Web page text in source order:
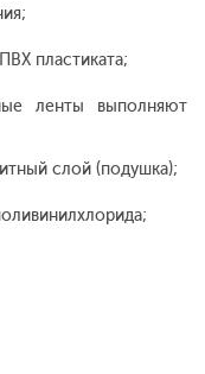
пластиката;
ленты выполняют
слой (подушка);